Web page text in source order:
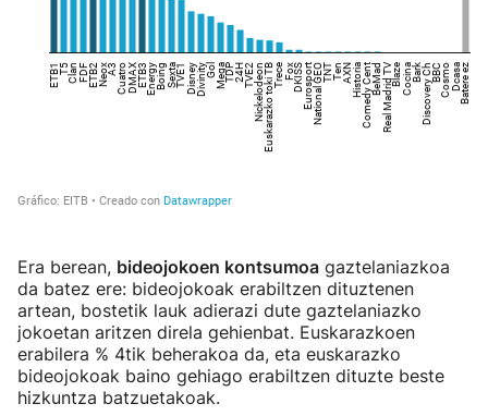
Era berean, bideojokoen kontsumoa gaztelaniazkoa
da batez ere: bideojokoak erabiltzen dituztenen
artean, bostetik lauk adierazi dute gaztelaniazko
jokoetan aritzen direla gehienbat. Euskarazkoen
erabilera % 4tik beherakoa da, eta euskarazko
bideojokoak baino gehiago erabiltzen dituzte beste
hizkuntza batzuetakoak.